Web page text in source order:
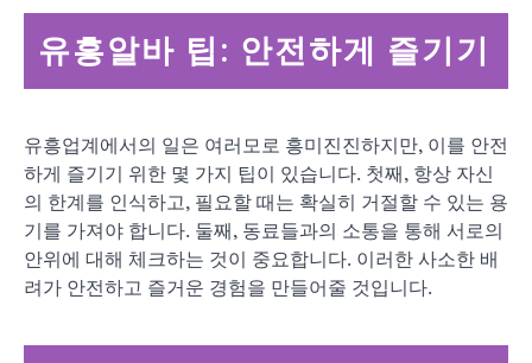
유흥알바 팁: 안전하게 즐기기
유흥업계에서의 일은 여러모로 흥미진진하지만, 이를 안전
하게 즐기기 위한 몇 가지 팁이 있습니다. 첫째, 항상 자신
의 한계를 인식하고, 필요할 때는 확실히 거절할 수 있는 용
기를 가져야 합니다. 둘째, 동료들과의 소통을 통해 서로의
안위에 대해 체크하는 것이 중요합니다. 이러한 사소한 배
려가 안전하고 즐거운 경험을 만들어줄 것입니다.